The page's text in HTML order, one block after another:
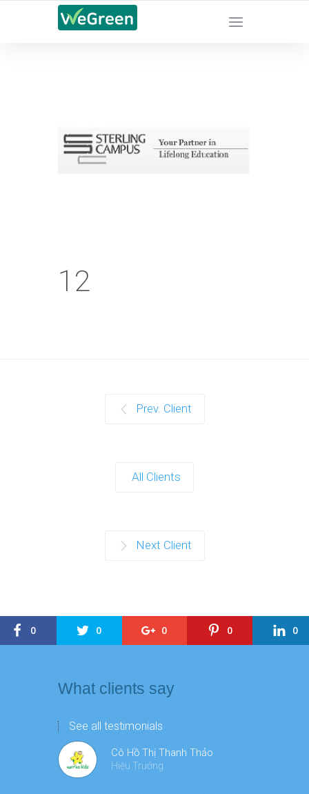
CHỨNG NHẬN SẢN PHẨM BỀN VỮNG
12
Prev. Client
All Clients
Next Client
0 0 0 0 0
What clients say
See all testimonials
Cô Hồ Thị Thanh Thảo
Hiệu Trưởng